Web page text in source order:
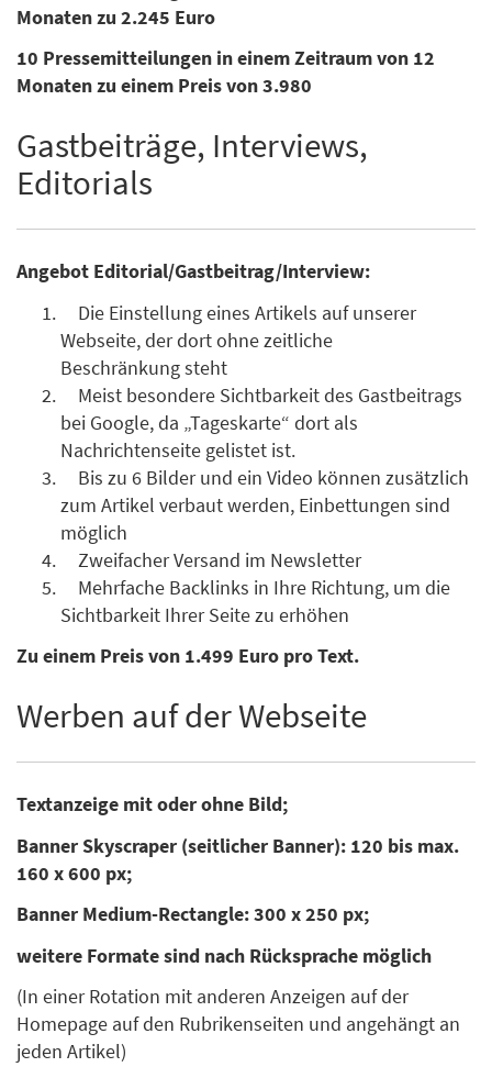
Monaten zu 2.245 Euro
10 Pressemitteilungen in einem Zeitraum von 12
Monaten zu einem Preis von 3.980
Gastbeiträge, Interviews,
Editorials
Angebot Editorial/Gastbeitrag/Interview:
Die Einstellung eines Artikels auf unserer
Webseite, der dort ohne zeitliche
Beschränkung steht
Meist besondere Sichtbarkeit des Gastbeitrags
bei Google, da „Tageskarte“ dort als
Nachrichtenseite gelistet ist.
Bis zu 6 Bilder und ein Video können zusätzlich
zum Artikel verbaut werden, Einbettungen sind
möglich
Zweifacher Versand im Newsletter
Mehrfache Backlinks in Ihre Richtung, um die
Sichtbarkeit Ihrer Seite zu erhöhen
Zu einem Preis von 1.499 Euro pro Text.
Werben auf der Webseite
Textanzeige mit oder ohne Bild;
Banner Skyscraper (seitlicher Banner): 120 bis max.
160 x 600 px;
Banner Medium-Rectangle: 300 x 250 px;
weitere Formate sind nach Rücksprache möglich
(In einer Rotation mit anderen Anzeigen auf der
Homepage auf den Rubrikenseiten und angehängt an
jeden Artikel)